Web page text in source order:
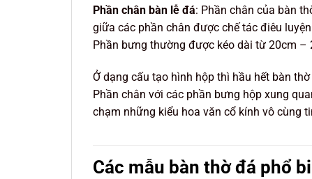
Phần chân bàn lễ đá: Phần chân của bàn
giữa các phần chân được chế tác điêu
Phần bưng thường được kéo dài từ 20cm
Ở dạng cấu tạo hình hộp thì hầu hết bàn
Phần chân với các phần bưng hộp xung
chạm những kiểu hoa văn cổ kính vô cùng
Các mẫu bàn thờ đá phổ